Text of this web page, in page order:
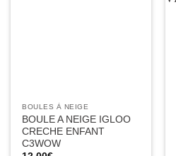
BOULES À NEIGE
BOULE A NEIGE IGLOO
CRECHE ENFANT
C3WOW